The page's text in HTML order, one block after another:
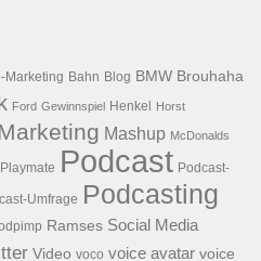
Marketing Bahn Blog BMW Brouhaha
Ford Gewinnspiel Henkel Horst
Mashup McDonalds
Playmate Podcast Podcast-
Umfrage Podcasting
Ramses Social Media
Video voco voice avatar voice